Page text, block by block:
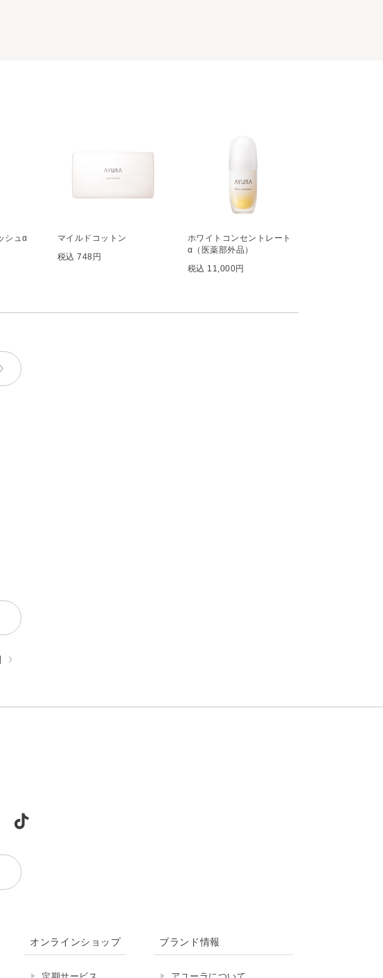
シュα
マイルドコットン
税込 748円
ホワイトコンセントレート
α（医薬部外品）
税込 11,000円
オンラインショップ ブランド情報